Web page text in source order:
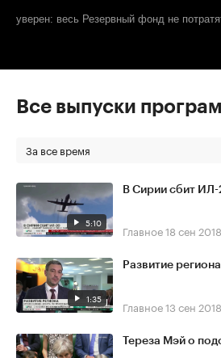
уверен: весь Резервный фонд не
Все выпуски
За все время
5:10
В Сирии сбит ИЛ-
Главное18 сен
1:35
Развитие региона
Главное13 сен
Тереза Мэй о